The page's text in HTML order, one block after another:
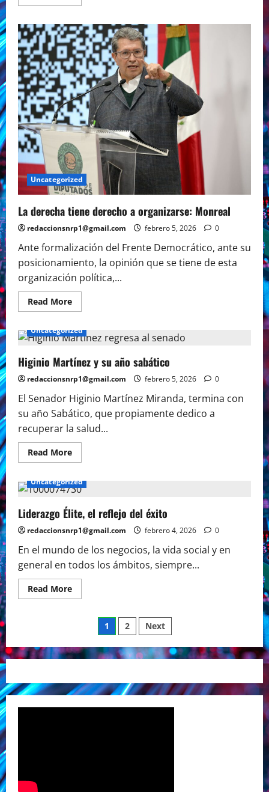
more
Augusto
a
la
calle
o
a
territorio?
Uncategorized
La derecha tiene derecho a organizarse: Monreal
redaccionsnrp1@gmail.com febrero 5, 2026 0
Ante formalización del Frente Democrático, ante su
posicionamiento, la opinión que se tiene de esta
organización política,...
Read MoreRead
more
derecha
tiene
a
organizarse:
Monreal
Uncategorized
Higinio Martínez y su año sabático
redaccionsnrp1@gmail.com febrero 5, 2026 0
El Senador Higinio Martínez Miranda, termina con
su año Sabático, que propiamente dedico a
recuperar la salud...
Read MoreRead
more
Martínez
y
año
sabático
Uncategorized
Liderazgo Élite, el reflejo del éxito
redaccionsnrp1@gmail.com febrero 4, 2026 0
En el mundo de los negocios, la vida social y en
general en todos los ámbitos, siempre...
Read MoreRead
more
reflejo
del
éxito
Paginación
de
entradas
1 2 Next